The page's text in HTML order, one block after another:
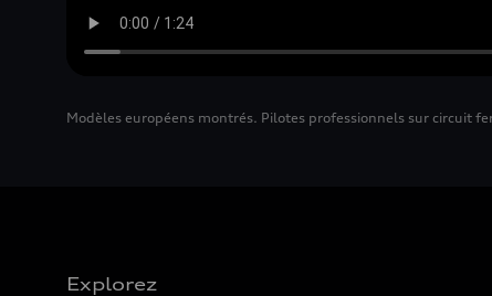
Modèles européens montrés. Pilotes professionnels sur circuit
Explorez